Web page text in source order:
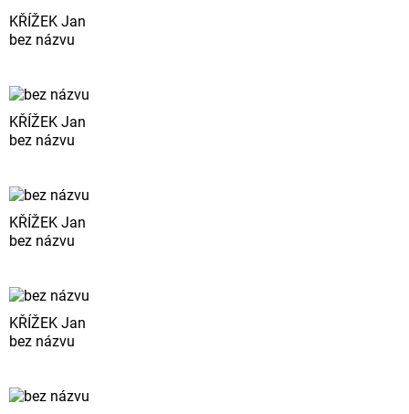
KŘÍŽEK Jan
bez názvu
KŘÍŽEK Jan
bez názvu
KŘÍŽEK Jan
bez názvu
KŘÍŽEK Jan
bez názvu